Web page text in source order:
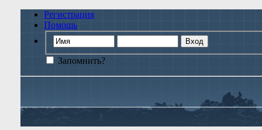
Регистрация
Помощь
Запомнить?